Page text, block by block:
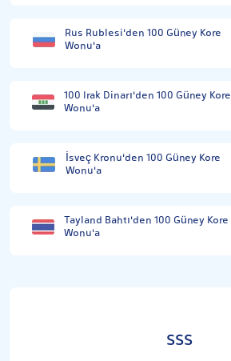
Rus Rublesi'den 100 Güney Kore
Wonu'a
100 Irak Dinarı'den 100 Güney Kore
Wonu'a
İsveç Kronu'den 100 Güney Kore
Wonu'a
Tayland Bahtı'den 100 Güney Kore
Wonu'a
SSS